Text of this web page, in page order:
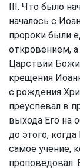
III. Что было
началось с
пророки были
откровением, а
Царствии
крещения
с рождения
преуспевал в
выхода Его на
до этого,
самое учение,
проповедовал.